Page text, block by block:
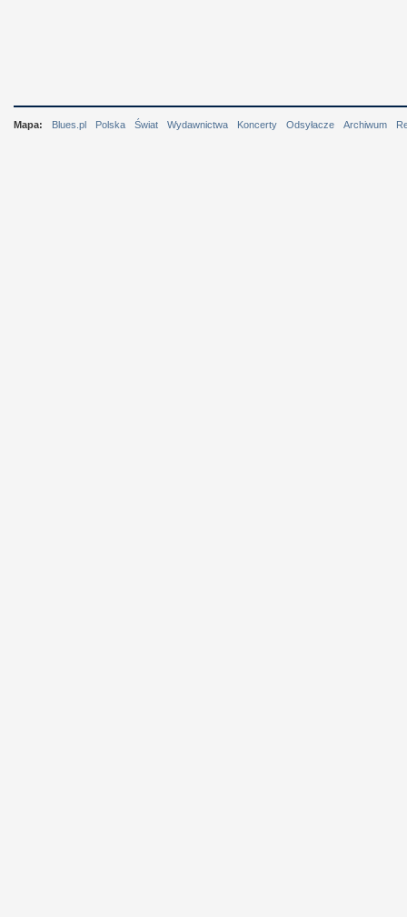
Mapa: Blues.pl Polska Świat Wydawnictwa Koncerty Odsyłacze Archiwum